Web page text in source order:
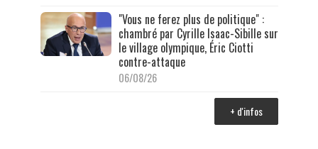
"Vous ne ferez plus de politique" :
chambré par Cyrille Isaac-Sibille sur
le village olympique, Éric Ciotti
contre-attaque
06/08/26
+ d'infos